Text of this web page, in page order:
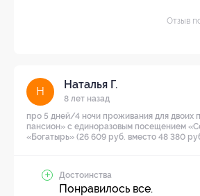
Отзыв
Н
Наталья Г.
8 лет назад
про 5 дней/4 ночи проживания для двоих
пансион» с единоразовым посещением
«Богатырь» (26 609 руб. вместо 48 380
Достоинства
Понравилось все.